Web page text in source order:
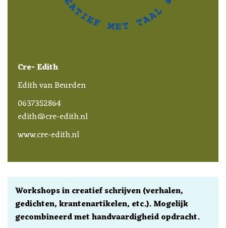
Cre- Edith
Edith van Beurden
0637352864
edith@cre-edith.nl
www.cre-edith.nl
Workshops in creatief schrijven (verhalen,
gedichten, krantenartikelen, etc.). Mogelijk
gecombineerd met handvaardigheid opdracht.